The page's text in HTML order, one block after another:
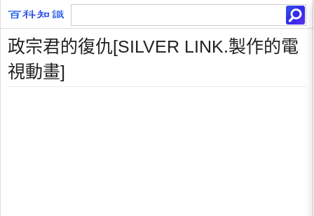
政宗君的復仇[SILVER LINK.製作的電
視動畫]